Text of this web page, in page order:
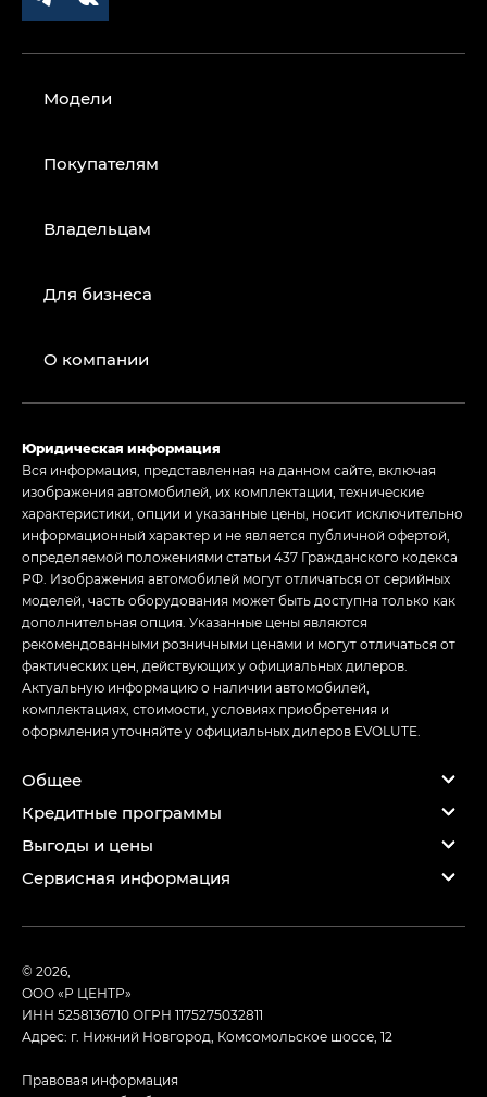
Модели
Покупателям
Владельцам
Для бизнеса
О компании
Юридическая информация
Вся информация, представленная на данном сайте, включая
изображения автомобилей, их комплектации, технические
характеристики, опции и указанные цены, носит исключительно
информационный характер и не является публичной офертой,
определяемой положениями статьи 437 Гражданского кодекса
РФ. Изображения автомобилей могут отличаться от серийных
моделей, часть оборудования может быть доступна только как
дополнительная опция. Указанные цены являются
рекомендованными розничными ценами и могут отличаться от
фактических цен, действующих у официальных дилеров.
Актуальную информацию о наличии автомобилей,
комплектациях, стоимости, условиях приобретения и
оформления уточняйте у официальных дилеров EVOLUTE.
Общее
Кредитные программы
Выгоды и цены
Сервисная информация
© 2026,
ООО «Р ЦЕНТР»
ИНН 5258136710ОГРН 1175275032811
Адрес: г. Нижний Новгород, Комсомольское шоссе, 12
Правовая информация